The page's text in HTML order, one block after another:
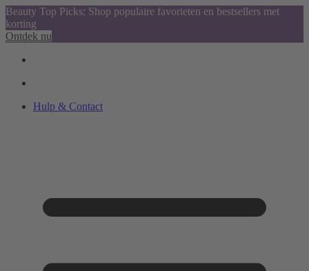
Beauty Top Picks: Shop populaire favorieten en bestsellers met
korting
Ontdek nu
Hulp & Contact